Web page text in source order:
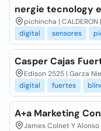
nergie tecnology
pichincha | CALDERON
digital
sensores
Casper Cajas
Edison 2525 | Garza
digital
fuertes
A+a Marketing
James Colnet Y